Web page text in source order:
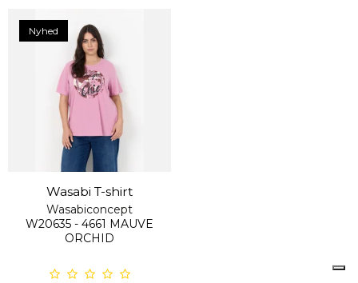
Nyhed
Wasabi T-shirt
Wasabiconcept
W20635 - 4661 MAUVE
ORCHID